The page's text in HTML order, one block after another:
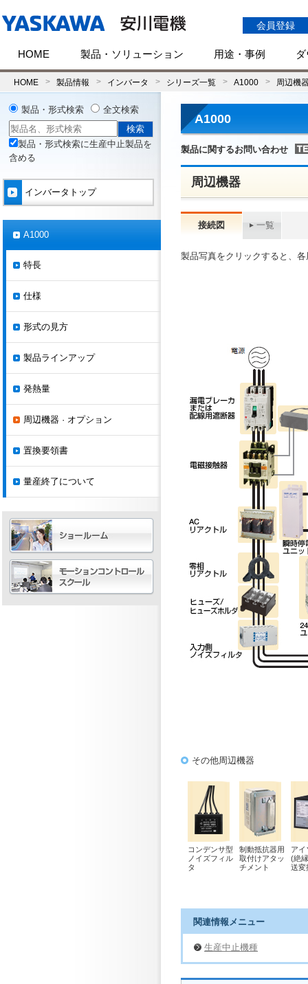
会員登録
HOME 製品・ソリューション 用途・事例
HOME 製品情報 インバータ シリーズ一覧 A1000 周辺機
A1000
製品に関するお問い合わせ
周辺機器
接続図 一覧
製品写真をクリックすると、
その他周辺機器
コンデンサ型
ノイズフィル
タ
制動抵抗器用
取付けアタッ
チメント
アイ
(絶
送変
関連情報メニュー
生産中止機種
製品・形式検索 全文検索
製品・形式検索に生産中止製品を
含める
インバータトップ
A1000
特長
仕様
形式の見方
製品ラインアップ
発熱量
周辺機器 · オプション
置換要領書
量産終了について